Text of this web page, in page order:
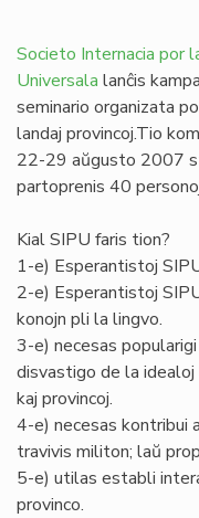
Societo Internacia por
Universala lanĉis
seminario organizata
landaj provincoj.Tio
22-29 aŭgusto 2007
partoprenis 40
Kial SIPU faris tion?
1-e) Esperantistoj
2-e) Esperantistoj
konojn pli la lingvo.
3-e) necesas
disvastigo de la
kaj provincoj.
4-e) necesas kontribui
travivis militon; laŭ
5-e) utilas establi
provinco.